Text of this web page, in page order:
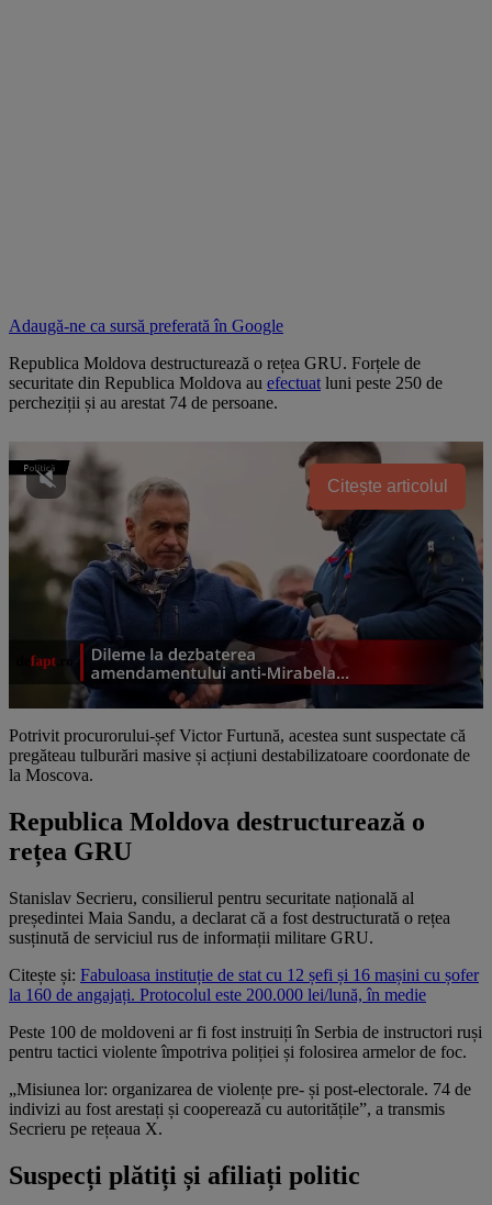
Adaugă-ne ca sursă preferată în Google
Republica Moldova destructurează o rețea GRU. Forțele de
securitate din Republica Moldova au efectuat luni peste 250 de
percheziții și au arestat 74 de persoane.
Citește articolul
Potrivit procurorului-șef Victor Furtună, acestea sunt suspectate că
pregăteau tulburări masive și acțiuni destabilizatoare coordonate de
la Moscova.
Republica Moldova destructurează o
rețea GRU
Stanislav Secrieru, consilierul pentru securitate națională al
președintei Maia Sandu, a declarat că a fost destructurată o rețea
susținută de serviciul rus de informații militare GRU.
Citește și: Fabuloasa instituție de stat cu 12 șefi și 16 mașini cu șofer
la 160 de angajați. Protocolul este 200.000 lei/lună, în medie
Peste 100 de moldoveni ar fi fost instruiți în Serbia de instructori ruși
pentru tactici violente împotriva poliției și folosirea armelor de foc.
„Misiunea lor: organizarea de violențe pre- și post-electorale. 74 de
indivizi au fost arestați și cooperează cu autoritățile”, a transmis
Secrieru pe rețeaua X.
Suspecți plătiți și afiliați politic